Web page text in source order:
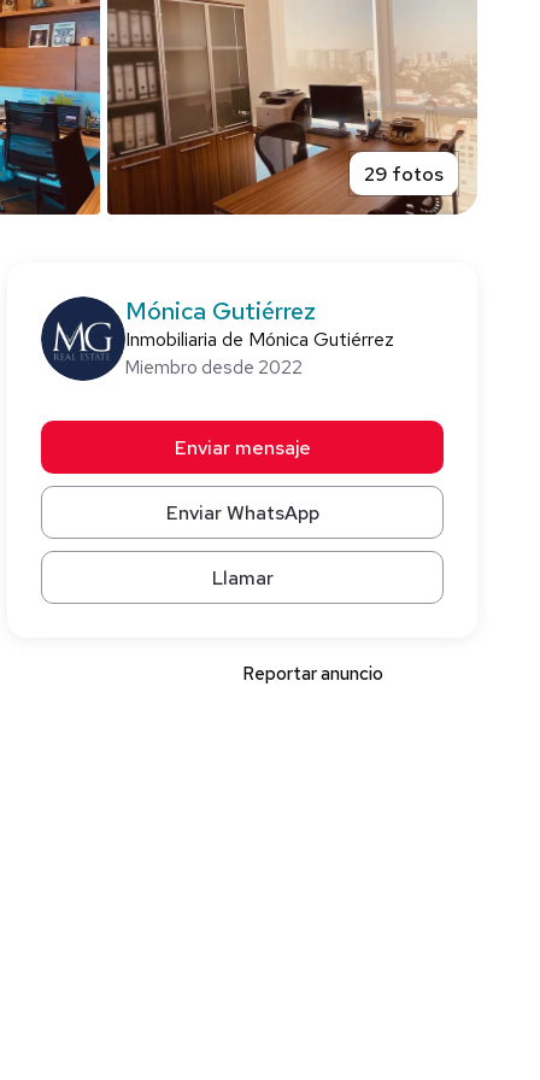
29 fotos
Mónica Gutiérrez
Inmobiliaria de Mónica Gutiérrez
Miembro desde 2022
Enviar mensaje
Enviar WhatsApp
Llamar
Reportar anuncio